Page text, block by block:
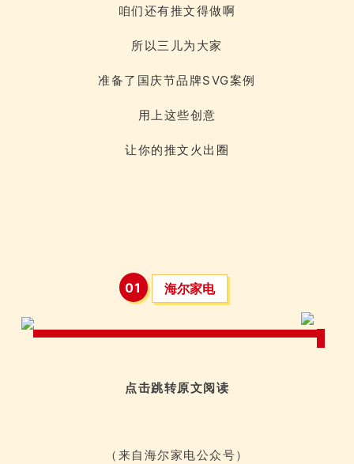
咱们还有推文得做啊
所以三儿为大家
准备了国庆节品牌SVG案例
用上这些创意
让你的推文火出圈
01 海尔家电
点击跳转原文阅读
（来自海尔家电公众号）